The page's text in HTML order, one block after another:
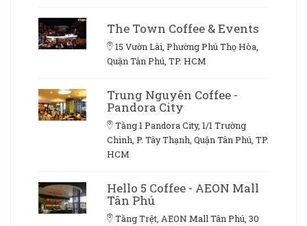
The Town Coffee & Events
15 Vườn Lài, Phường Phú Thọ Hòa,
Quận Tân Phú, TP. HCM
Trung Nguyên Coffee -
Pandora City
Tầng 1 Pandora City, 1/1 Trường
Chinh, P. Tây Thạnh, Quận Tân Phú, TP.
HCM
Hello 5 Coffee - AEON Mall
Tân Phú
Tầng Trệt, AEON Mall Tân Phú, 30